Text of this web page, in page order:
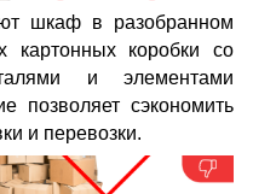
шкаф в разобранном
картонных коробки со
и элементами
позволяет сэкономить
и перевозки.